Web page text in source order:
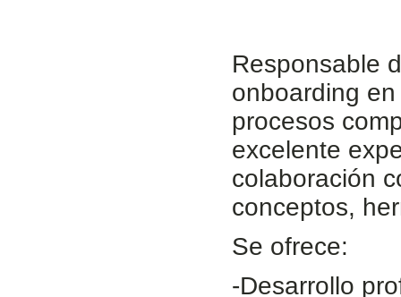
Responsable
onboarding
procesos
excelente
colaboración
conceptos,
Se ofrece:
-Desarrollo